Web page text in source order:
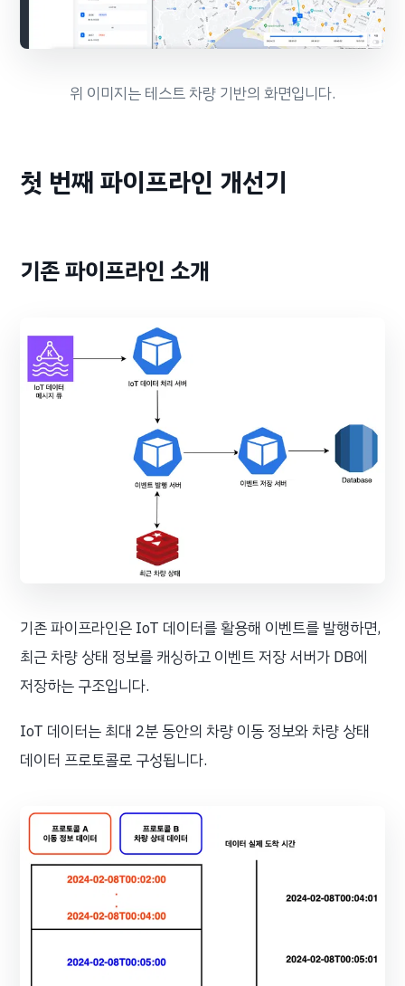
위 이미지는 테스트 차량 기반의 화면입니다.
첫 번째 파이프라인 개선기
기존 파이프라인 소개
기존 파이프라인은 IoT 데이터를 활용해 이벤트를 발행하면,
최근 차량 상태 정보를 캐싱하고 이벤트 저장 서버가 DB에
저장하는 구조입니다.
IoT 데이터는 최대 2분 동안의 차량 이동 정보와 차량 상태
데이터 프로토콜로 구성됩니다.